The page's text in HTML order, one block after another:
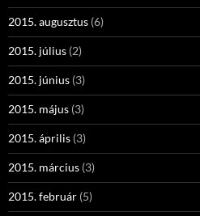
2015. augusztus (6)
2015. július (2)
2015. június (3)
2015. május (3)
2015. április (3)
2015. március (3)
2015. február (5)